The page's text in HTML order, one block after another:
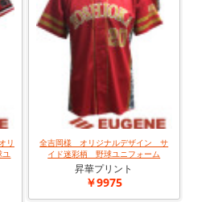
リ
全吉岡様 オリジナルデザイン サ
イド迷彩柄 野球ユニフォーム
昇華プリント
￥9975